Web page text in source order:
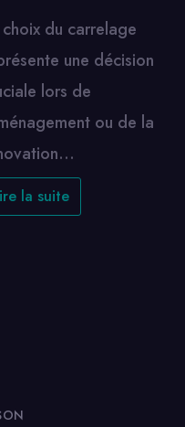
du carrelage
une décision
lors de
ou de la
la suite